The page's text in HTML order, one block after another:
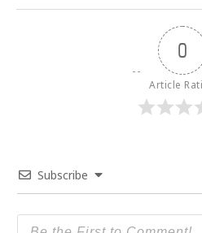
0
Article
Subscribe